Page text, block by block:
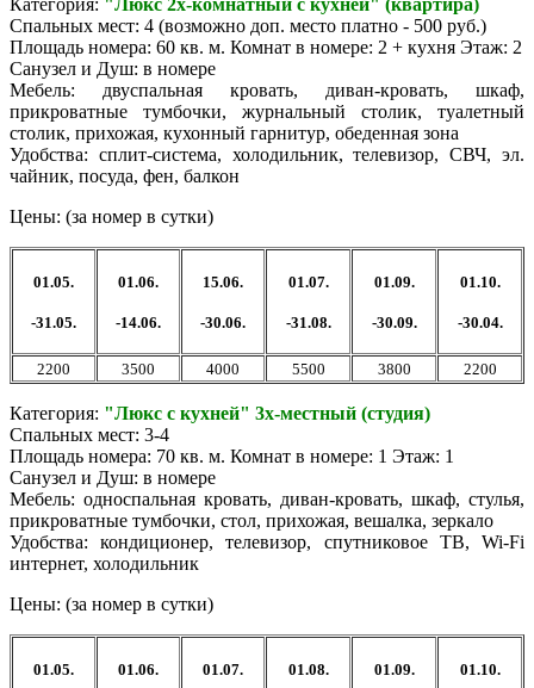
Спальных мест: 4 (возможно доп. место платно - 500 руб.)
Площадь номера: 60 кв. м. Комнат в номере: 2 + кухня Этаж: 2
Санузел и Душ: в номере
Мебель: двуспальная кровать, диван-кровать, шкаф,
прикроватные тумбочки, журнальный столик, туалетный
столик, прихожая, кухонный гарнитур, обеденная зона
Удобства: сплит-система, холодильник, телевизор, СВЧ, эл.
чайник, посуда, фен, балкон
Цены: (за номер в сутки)
01.05.
-31.05.
01.06.
-14.06.
15.06.
-30.06.
01.07.
-31.08.
01.09.
-30.09.
01.10.
-30.04.
2200 3500 4000 5500 3800 2200
Категория: "Люкс с кухней" 3х-местный (студия)
Спальных мест: 3-4
Площадь номера: 70 кв. м. Комнат в номере: 1 Этаж: 1
Санузел и Душ: в номере
Мебель: односпальная кровать, диван-кровать, шкаф, стулья,
прикроватные тумбочки, стол, прихожая, вешалка, зеркало
Удобства: кондиционер, телевизор, спутниковое ТВ, Wi-Fi
интернет, холодильник
Цены: (за номер в сутки)
01.05. 01.06. 01.07. 01.08. 01.09. 01.10.